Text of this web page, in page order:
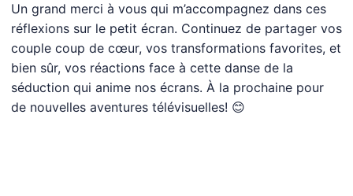
Un grand merci à vous qui m’accompagnez dans ces
réflexions sur le petit écran. Continuez de partager vos
couple coup de cœur, vos transformations favorites, et
bien sûr, vos réactions face à cette danse de la
séduction qui anime nos écrans. À la prochaine pour
de nouvelles aventures télévisuelles! 😊